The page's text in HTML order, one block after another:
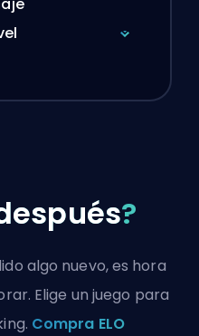
?
algo nuevo, es hora
Elige un juego para
Compra ELO